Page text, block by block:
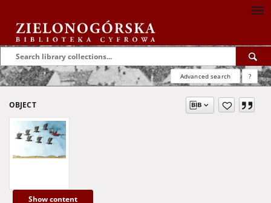
Advanced search ?
OBJECT
Show content